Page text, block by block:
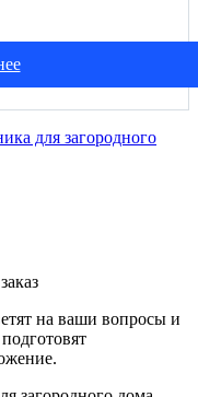
на ваши вопросы и